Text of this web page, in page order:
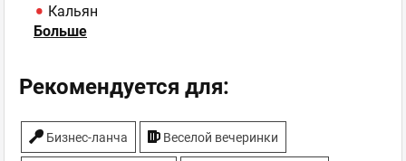
Кальян
Мафия (ролевая игра)
Танцпол
ТВ-плазмы
Больше
Рекомендуется для:
Бизнес-ланча Веселой вечеринки